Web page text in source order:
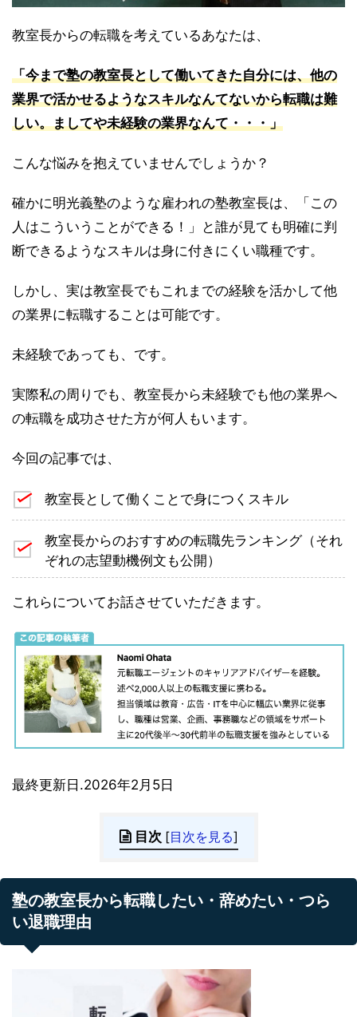
教室長からの転職を考えているあなたは、
「今まで塾の教室長として働いてきた自分には、他の
業界で活かせるようなスキルなんてないから転職は難
しい。ましてや未経験の業界なんて・・・」
こんな悩みを抱えていませんでしょうか？
確かに明光義塾のような雇われの塾教室長は、「この
人はこういうことができる！」と誰が見ても明確に判
断できるようなスキルは身に付きにくい職種です。
しかし、実は教室長でもこれまでの経験を活かして他
の業界に転職することは可能です。
未経験であっても、です。
実際私の周りでも、教室長から未経験でも他の業界へ
の転職を成功させた方が何人もいます。
今回の記事では、
教室長として働くことで身につくスキル
教室長からのおすすめの転職先ランキング（それ
ぞれの志望動機例文も公開）
これらについてお話させていただきます。
最終更新日.2026年2月5日
目次 [目次を見る]
塾の教室長から転職したい・辞めたい・つら
い退職理由